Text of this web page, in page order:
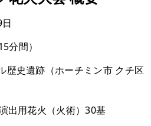
分間）
歴史遺跡（ホーチミン市 クチ区
出用花火（火術）30基